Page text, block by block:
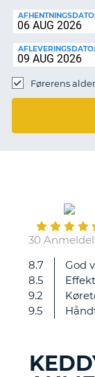
AFLEVERINGSDATO:
Førerens
30
8.7
8.5
9.2
9.5
God